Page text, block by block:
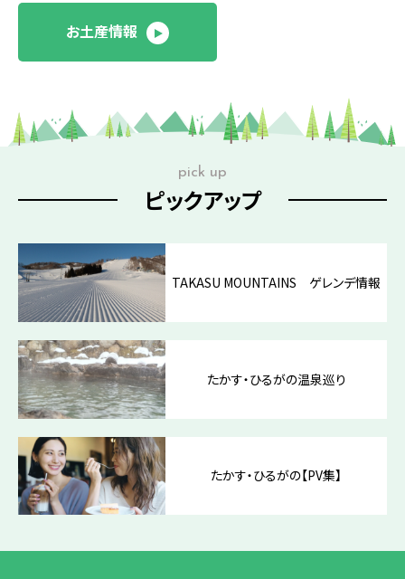
お土産情報
pick up
ピックアップ
TAKASU MOUNTAINS ゲレンデ情報
たかす・ひるがの温泉巡り
たかす・ひるがの【PV集】